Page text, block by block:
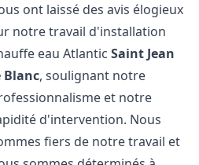
ont laissé des avis élogieux
notre travail d'installation
eau AtlanticSaint Jean
Blanc, soulignant notre
et notre
d'intervention. Nous
fiers de notre travail et